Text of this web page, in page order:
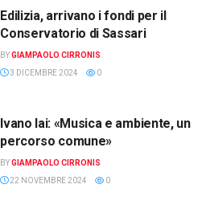
Edilizia, arrivano i fondi per il
Conservatorio di Sassari
BYGIAMPAOLO CIRRONIS
3 DICEMBRE 2024
0
Ivano Iai: «Musica e ambiente, un
percorso comune»
BYGIAMPAOLO CIRRONIS
22 NOVEMBRE 2024
0